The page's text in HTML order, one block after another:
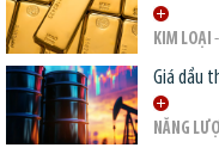
KIM LOẠI
Giá dầu
NĂNG